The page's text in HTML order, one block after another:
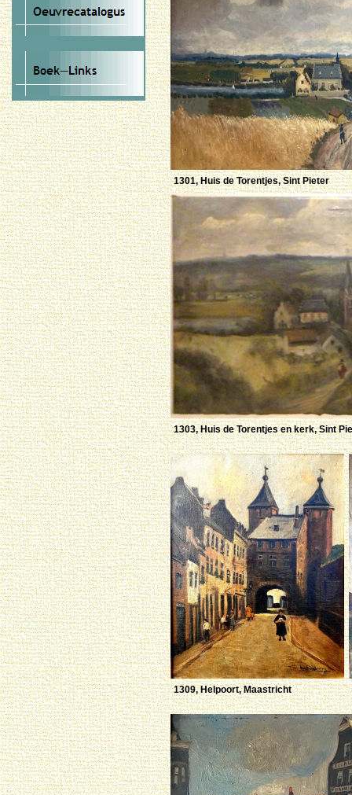
1301, Huis de Torentjes, Sint Pieter
1303, Huis de Torentjes en kerk, Sint
1309, Helpoort, Maastricht